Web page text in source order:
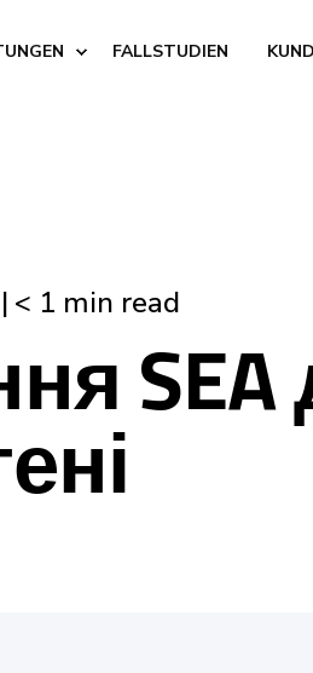
FALLSTUDIEN
< 1 min read